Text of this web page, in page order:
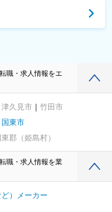
職・求人情報をエ
津久見市
竹田市
国東市
郡（姫島村）
職・求人情報を業
）メーカー